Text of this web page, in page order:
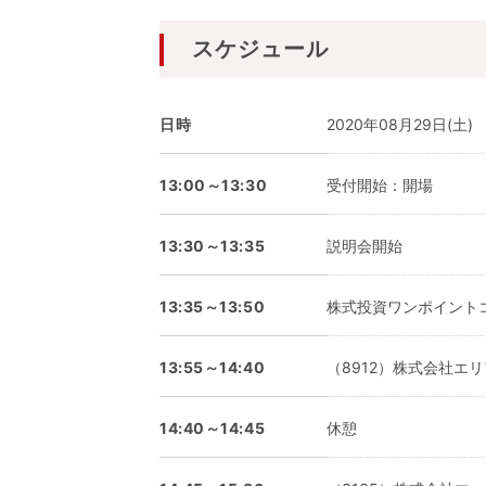
スケジュール
日時 2020年08月29日(土)
13:00～13:30 受付開始：開場
13:30～13:35 説明会開始
13:35～13:50 株式投資ワンポイント
13:55～14:40 （8912）株式会社エ
14:40～14:45 休憩